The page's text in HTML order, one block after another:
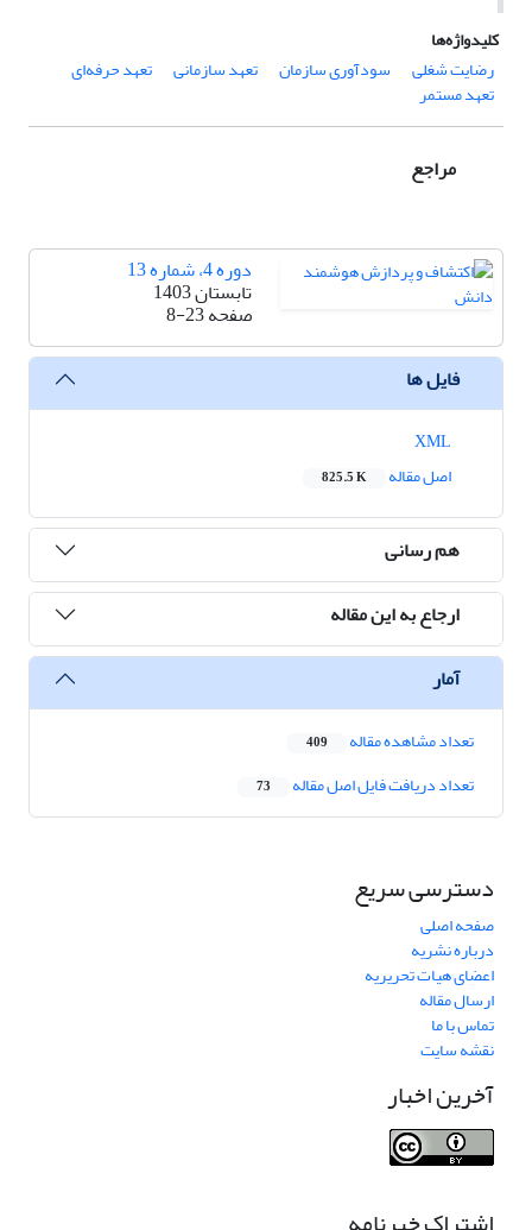
کلیدواژه‌ها
رضایت شغلی
سودآوری سازمان تعهد سازمانی تعهد حرفه‌ای
تعهد مستمر
مراجع
دوره 4، شماره 13
تابستان 1403
صفحه8-23
فایل ها
اصل مقاله
825.5 K
هم رسانی
ارجاع به این مقاله
آمار
تعداد مشاهده مقاله 409
تعداد دریافت فایل اصل مقاله 73
دسترسی سریع
صفحه اصلی
درباره نشریه
اعضای هیات تحریریه
ارسال مقاله
تماس با ما
نقشه سایت
آخرین اخبار